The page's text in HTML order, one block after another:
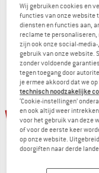
€ 179,95vanaf €
5,0(1)
tot -25%
Wij gebruiken cookies en
functies van onze website
diensten en functies aan,
reclame te
zijn ook onze social-
gebruik van onze website.
zonder voldoende
tegen toegang door
je ermee akkoord dat we
technisch noodzakelijke
‘Cookie-instellingen’
en ook altijd weer
voor het gebruik van deze
of voor de eerste keer
op onze website.
doorgiften naar derde